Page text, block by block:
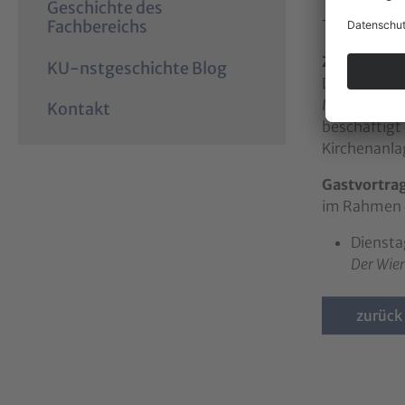
Geschichte des
Fachbereichs
KU-nstgeschichte Blog
Kontakt
The
Zur Person
Dr. Tim
beschäftigt
im
Der
zurück